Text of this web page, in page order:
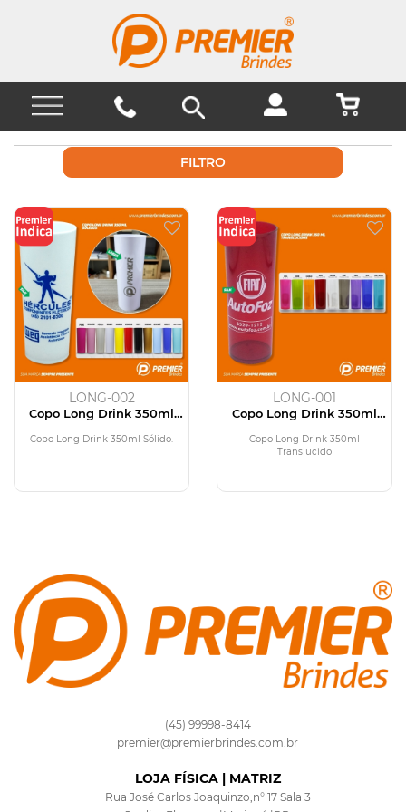
FILTRO
LONG-002
Copo Long Drink 350ml
Copo Long Drink 350ml Sólido.
LONG-001
Copo Long Drink 350ml
Copo Long Drink 350ml
Translucido
(45) 99998-8414
premier@premierbrindes.com.br
LOJA FÍSICA | MATRIZ
Rua José Carlos Joaquinzo,n° 17 Sala 3